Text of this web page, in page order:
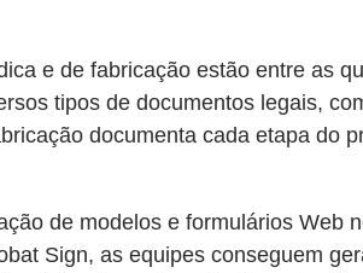
e de fabricação estão entre as
tipos de documentos legais,
documenta cada etapa do
de modelos e formulários Web
Sign, as equipes conseguem